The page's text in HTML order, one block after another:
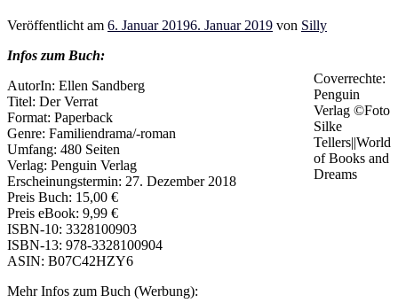
Veröffentlicht am 6. Januar 20196. Januar 2019 von Silly
Coverrechte:
Penguin
Verlag ©Foto
Silke
Tellers||World
of Books and
Dreams
Infos zum Buch:
AutorIn: Ellen Sandberg
Titel: Der Verrat
Format: Paperback
Genre: Familiendrama/-roman
Umfang: 480 Seiten
Verlag: Penguin Verlag
Erscheinungstermin: 27. Dezember 2018
Preis Buch: 15,00 €
Preis eBook: 9,99 €
ISBN-10: 3328100903
ISBN-13: 978-3328100904
ASIN: B07C42HZY6
Mehr Infos zum Buch (Werbung):